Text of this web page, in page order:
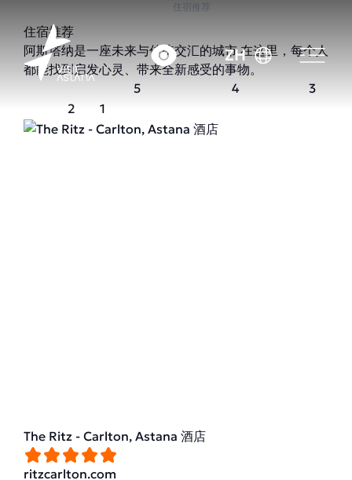
ZH
住宿推荐
住宿推荐
阿斯塔纳是一座未来与传统交汇的城市 在这里，每个人
都能找到启发心灵、带来全新感受的事物。
5
4
3
2
1
The Ritz - Carlton, Astana 酒店
ritzcarlton.com